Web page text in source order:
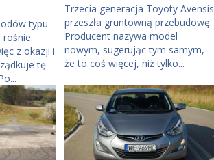
typu
rośnie.
z okazji i
tę
Trzecia generacja Toyoty Avensis
przeszła gruntowną przebudowę.
Producent nazywa model
nowym, sugerując tym samym,
że to coś więcej, niż tylko...